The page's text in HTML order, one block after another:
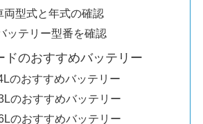
型式と年式の確認
ッテリー型番を確認
ドのおすすめバッテリー
のおすすめバッテリー
のおすすめバッテリー
のおすすめバッテリー